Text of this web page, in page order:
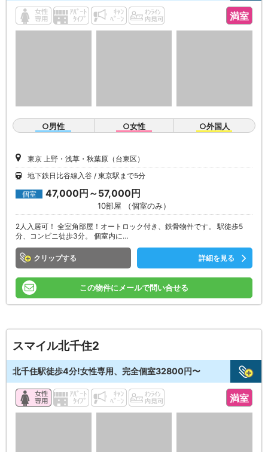
満室
○男性 ○女性 ○外国人
東京 上野・浅草・秋葉原（台東区）
地下鉄日比谷線入谷
東京駅まで5分
個室 47,000円～57,000円
10部屋 （個室のみ）
2人入居可！ 全室角部屋！オートロック付き、鉄骨物件です。 駅徒歩5
分、コンビニ徒歩3分。 個室内に…
クリップ 詳細を見る
この物件にメールで問い合せる
スマイル北千住2
北千住駅徒歩4分!女性専用、完全個室32800円〜
満室